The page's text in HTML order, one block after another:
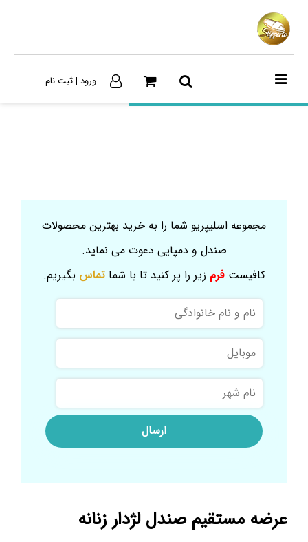
ورود | ثبت نام
مجموعه اسلیپریو شما را به خرید بهترین محصولات
صندل و دمپایی دعوت می نماید.
کافیستفرم زیر را پر کنید تا با شماتماس بگیریم.
نام
و
نام
خانوادگی
موبایل
نام
شهر
عرضه مستقیم صندل لژدار زنانه